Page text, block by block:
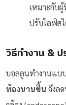
เหมาะกับผู้
ปรับไลฟ์ส
วิธีทำงาน &
บอลลูนทำงานแบ
ท้องนานขึ้น จึงล